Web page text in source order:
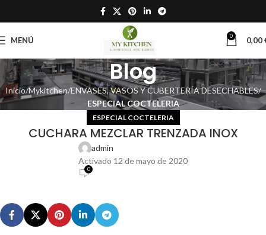
MENÚ 0 0,00
Blog
Inicio Mykitchen ENVASES, VASOS Y CUBERTERÍA DESECHABLES
ESPECIAL COCTELERIA
ESPECIAL COCTELERIA
CUCHARA MEZCLAR TRENZADA INOX
admin
Activado 12 de mayo de 2020
0